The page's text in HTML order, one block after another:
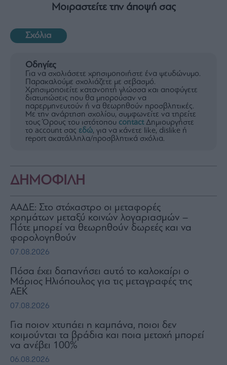
Μοιραστείτε την άποψή σας
Σχόλια
Οδηγίες
Για να σχολιάσετε χρησιμοποιήστε ένα ψευδώνυμο.
Παρακαλούμε σχολιάζετε με σεβασμό.
Χρησιμοποιείτε κατανοητή γλώσσα και αποφύγετε
διατυπώσεις που θα μπορούσαν να
παρερμηνευτούν ή να θεωρηθούν προσβλητικές.
Με την ανάρτηση σχολίου, συμφωνείτε να τηρείτε
τους Όρους του ιστότοπου contactΔημιουργήστε
το account σας εδώ, για να κάνετε like, dislike ή
report ακατάλληλα/προσβλητικά σχόλια.
ΔΗΜΟΦΙΛΗ
ΑΑΔΕ: Στο στόχαστρο οι μεταφορές
χρημάτων μεταξύ κοινών λογαριασμών –
Πότε μπορεί να θεωρηθούν δωρεές και να
φορολογηθούν
07.08.2026
Πόσα έχει δαπανήσει αυτό το καλοκαίρι ο
Μάριος Ηλιόπουλος για τις μεταγραφές της
ΑΕΚ
07.08.2026
Για ποιον χτυπάει η καμπάνα, ποιοι δεν
κοιμούνται τα βράδια και ποια μετοχή μπορεί
να ανέβει 100%
06.08.2026